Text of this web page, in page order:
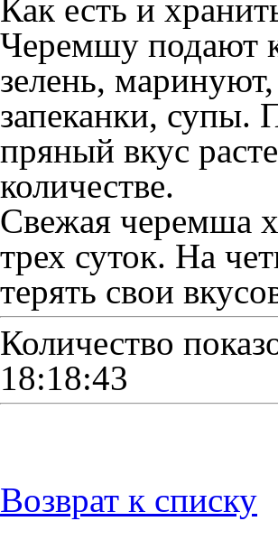
Как есть и
Черемшу подают
зелень,
запеканки, супы.
пряный вкус
количестве.
Свежая черемша
трех суток. На
терять свои
Количество
18:18:43
Возврат к списку